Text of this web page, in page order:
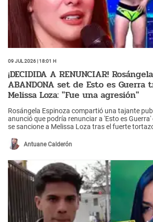
09 Jul 2026 | 18:01 h
¡DECIDIDA A RENUNCIAR!
ABANDONA set de Esto es Guerra
Melissa Loza: "Fue una agresión"
Rosángela Espinoza compartió una tajante
anunció que podría renunciar a 'Esto es Guerra'
se sancione a Melissa Loza tras el fuerte
Antuane Calderón